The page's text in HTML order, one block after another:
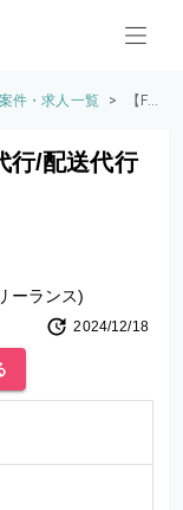
件・求人一覧 >
【Fl
C向
プリ
行/配送代行
ーランス)
2024/12/18